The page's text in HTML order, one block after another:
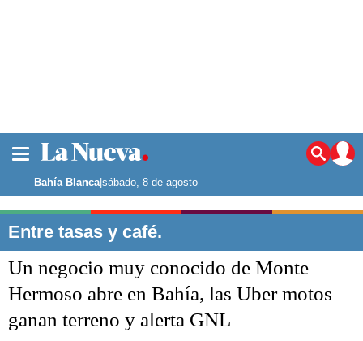
Noticias
La ciudad
Punta Alta
El mundo
Seguridad
Opinión
Escenario Olímpico
Bahía Blanca|sábado, 8 de agosto
Entre tasas y café.
Un negocio muy conocido de Monte
Hermoso abre en Bahía, las Uber motos
ganan terreno y alerta GNL